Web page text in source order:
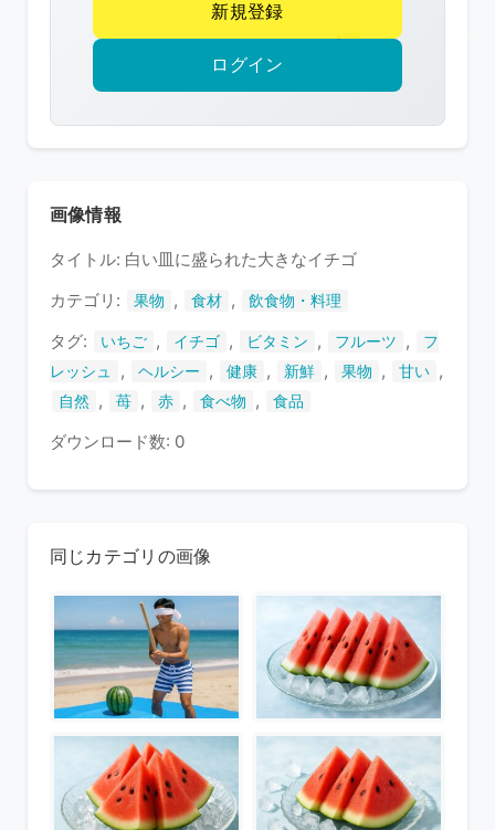
作
権
護
い
ま
新規登録
ログイン
画像情報
タイトル: 白い皿に盛られた大きなイチゴ
カテゴリ:
果物 , 食材 , 飲食物・料理
タグ: いちご , イチゴ , ビタミン , フルーツ ,
フ
レッシュ
, ヘルシー , 健康 , 新鮮 , 果物 , 甘い ,
自然 , 苺 , 赤 , 食べ物 , 食品
ダウンロード数: 0
同じカテゴリの画像